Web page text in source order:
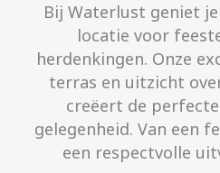
Bij Waterlust geniet
locatie voor
herdenkingen. Onze
terras en uitzicht
creëert de
gelegenheid. Van een
een respectvolle